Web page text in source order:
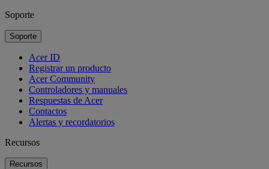
Soporte
Soporte
Acer ID
Registrar un producto
Acer Community
Controladores y manuales
Respuestas de Acer
Contactos
Alertas y recordatorios
Recursos
Recursos